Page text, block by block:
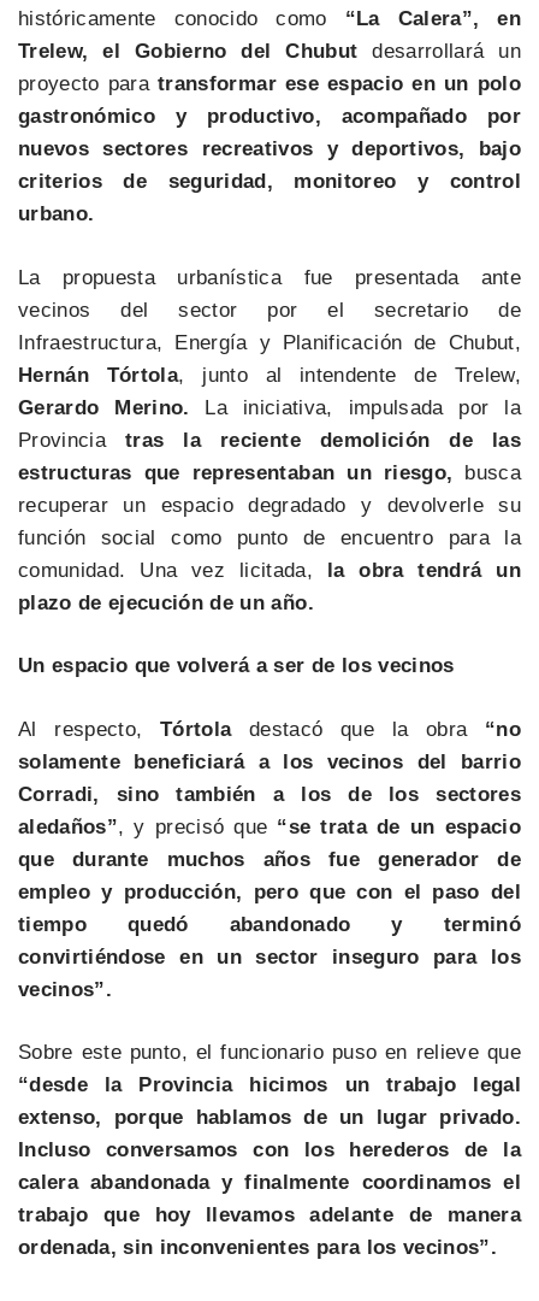
históricamente conocido como “La Calera”, en
Trelew, el Gobierno del Chubut desarrollará un
proyecto paratransformar ese espacio en un polo
gastronómico y productivo, acompañado por
nuevos sectores recreativos y deportivos, bajo
criterios de seguridad, monitoreo y control
urbano.
La propuesta urbanística fue presentada ante
vecinos del sector por el secretario de
Infraestructura, Energía y Planificación de Chubut,
Hernán Tórtola, junto al intendente de Trelew,
Gerardo Merino. La iniciativa, impulsada por la
Provincia tras la reciente demolición de las
estructuras que representaban un riesgo, busca
recuperar un espacio degradado y devolverle su
función social como punto de encuentro para la
comunidad. Una vez licitada, la obra tendrá un
plazo de ejecución de un año.
Un espacio que volverá a ser de los vecinos
Al respecto, Tórtoladestacó que la obra “no
solamente beneficiará a los vecinos del barrio
Corradi, sino también a los de los sectores
aledaños”, y precisó que “se trata de un espacio
que durante muchos años fue generador de
empleo y producción, pero que con el paso del
tiempo quedó abandonado y terminó
convirtiéndose en un sector inseguro para los
vecinos”.
Sobre este punto, el funcionario puso en relieve que
“desde la Provincia hicimos un trabajo legal
extenso, porque hablamos de un lugar privado.
Incluso conversamos con los herederos de la
calera abandonada y finalmente coordinamos el
trabajo que hoy llevamos adelante de manera
ordenada, sin inconvenientes para los vecinos”.